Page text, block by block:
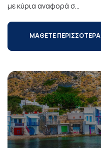
με κύρια αναφορά σ...
ΜΑΘΕΤΕ ΠΕΡΙΣΣΟΤΕΡΑ